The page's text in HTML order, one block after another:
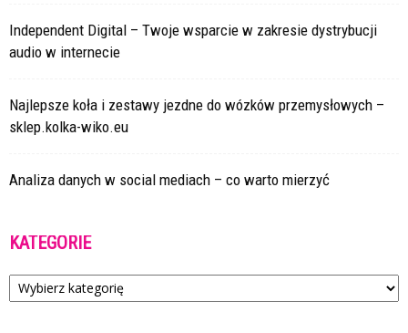
Independent Digital – Twoje wsparcie w zakresie dystrybucji
audio w internecie
Najlepsze koła i zestawy jezdne do wózków przemysłowych –
sklep.kolka-wiko.eu
Analiza danych w social mediach – co warto mierzyć
KATEGORIE
Kategorie